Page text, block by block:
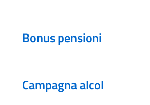
Bonus pensioni
Campagna alcol